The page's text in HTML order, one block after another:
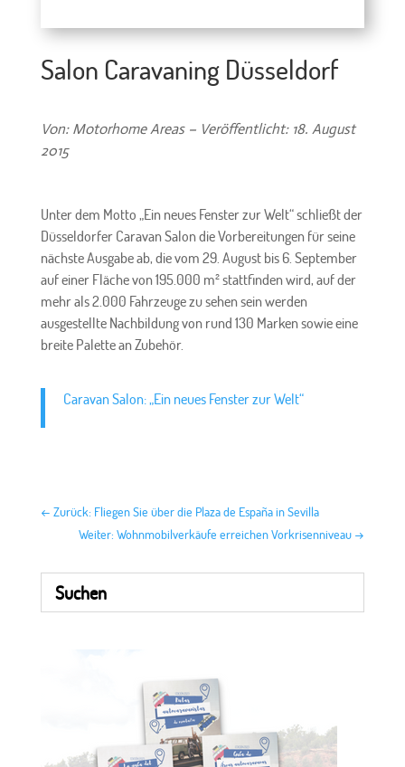
Salon Caravaning Düsseldorf
Von: Motorhome Areas – Veröffentlicht: 18. August
2015
Unter dem Motto „Ein neues Fenster zur Welt“ schließt der
Düsseldorfer Caravan Salon die Vorbereitungen für seine
nächste Ausgabe ab, die vom 29. August bis 6. September
auf einer Fläche von 195.000 m² stattfinden wird, auf der
mehr als 2.000 Fahrzeuge zu sehen sein werden
ausgestellte Nachbildung von rund 130 Marken sowie eine
breite Palette an Zubehör.
Caravan Salon: „Ein neues Fenster zur Welt“
← Zurück: Fliegen Sie über die Plaza de España in Sevilla
Weiter: Wohnmobilverkäufe erreichen Vorkrisenniveau →